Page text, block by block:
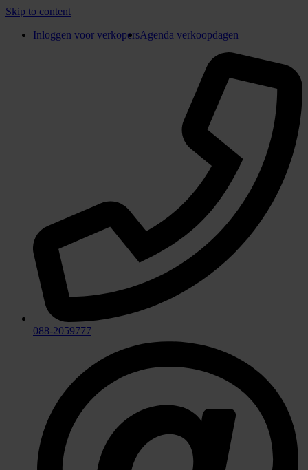
Skip to content
Inloggen voor verkopersAgenda verkoopdagen
088-2059777